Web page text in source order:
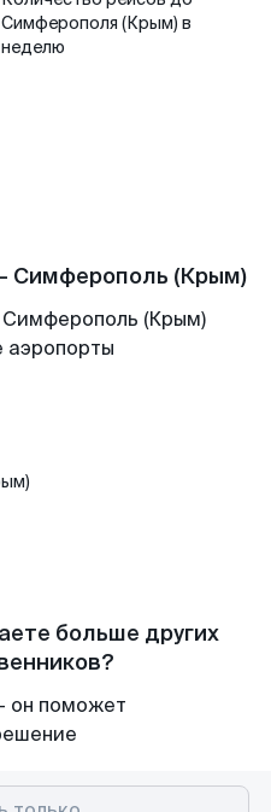
Симферополя (Крым) в
неделю
Симферополь (Крым)
(Крым)
больше других
он поможет